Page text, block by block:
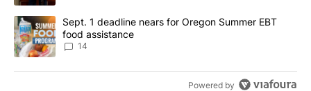
A trending article titled "Sept. 1 deadline nears for Oregon
Sept. 1 deadline nears for Oregon Summer EBT
food assistance
14
Powered by